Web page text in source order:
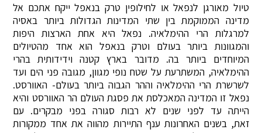
טיול מאורגן לנפאל או לחילופין טרק בנאפל ייקח אתכם אל
מדינה הממוקמת בין שתי המדינות הגדולות ביותר באסיה
למרגלות הרי ההימלאיה. נפאל היא אחת הארצות היפות
והמגוונות ביותר בעולם וטרק בנאפל הוא אחד מהטיולים
המיוחדים ביותר בה. מדובר בארץ קטנה וידידותית בהרי
ההימלאיה, המשתרעת על שטח נופי מגוון, מגובה פני הים ועד
לשרשרת הרי ההימלאיה וההר הגבוה ביותר בעולם- האוורסט.
נפאל זו המדינה המאכלסת את פסגת העולם הר האוורסט והיא
הייתה עד לפני שנים לא רבות סגורה בפני מבקרים. עם
זאת, בשנים האחרונות ענף התיירות מהווה את אחד ממקורות